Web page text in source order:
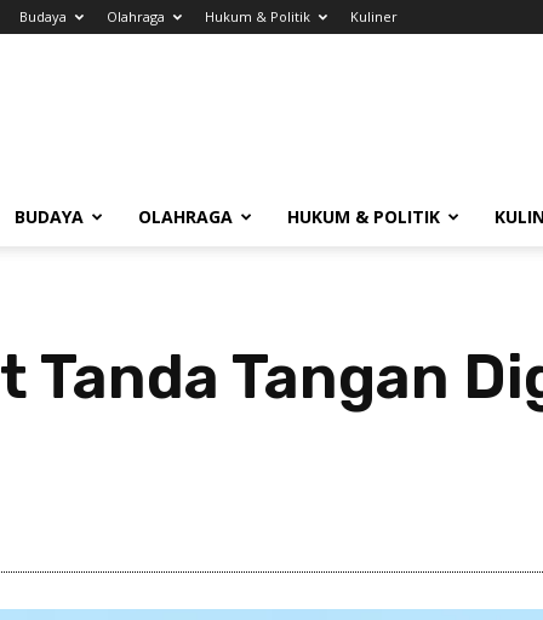
Budaya Olahraga Hukum & Politik Kuliner
BUDAYA OLAHRAGA HUKUM & POLITIK
Tanda Tangan